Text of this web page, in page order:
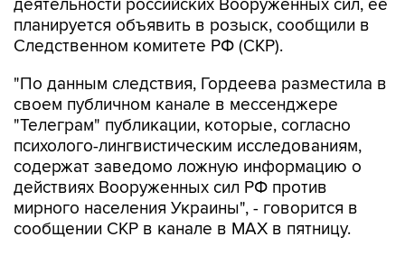
деятельности российских Вооруженных сил, ее
планируется объявить в розыск, сообщили в
Следственном комитете РФ (СКР).
"По данным следствия, Гордеева разместила в
своем публичном канале в мессенджере
"Телеграм" публикации, которые, согласно
психолого-лингвистическим исследованиям,
содержат заведомо ложную информацию о
действиях Вооруженных сил РФ против
мирного населения Украины", - говорится в
сообщении СКР в канале в MAX в пятницу.